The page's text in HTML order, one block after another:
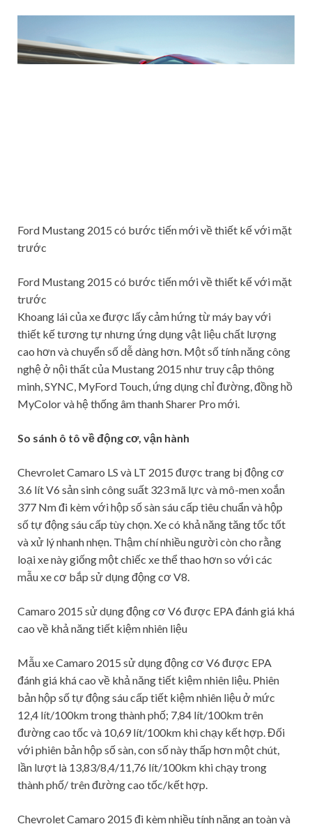
Ford Mustang 2015 có bước tiến mới về thiết kế với mặt
trước
Ford Mustang 2015 có bước tiến mới về thiết kế với mặt
trước
Khoang lái của xe được lấy cảm hứng từ máy bay với
thiết kế tương tự nhưng ứng dụng vật liệu chất lượng
cao hơn và chuyển số dễ dàng hơn. Một số tính năng công
nghệ ở nội thất của Mustang 2015 như truy cập thông
minh, SYNC, MyFord Touch, ứng dụng chỉ đường, đồng hồ
MyColor và hệ thống âm thanh Sharer Pro mới.
So sánh ô tô về động cơ, vận hành
Chevrolet Camaro LS và LT 2015 được trang bị động cơ
3.6 lít V6 sản sinh công suất 323 mã lực và mô-men xoắn
377 Nm đi kèm với hộp số sàn sáu cấp tiêu chuẩn và hộp
số tự động sáu cấp tùy chọn. Xe có khả năng tăng tốc tốt
và xử lý nhanh nhẹn. Thậm chí nhiều người còn cho rằng
loại xe này giống một chiếc xe thể thao hơn so với các
mẫu xe cơ bắp sử dụng động cơ V8.
Camaro 2015 sử dụng động cơ V6 được EPA đánh giá khá
cao về khả năng tiết kiệm nhiên liệu
Mẫu xe Camaro 2015 sử dụng động cơ V6 được EPA
đánh giá khá cao về khả năng tiết kiệm nhiên liệu. Phiên
bản hộp số tự động sáu cấp tiết kiệm nhiên liệu ở mức
12,4 lít/100km trong thành phố; 7,84 lít/100km trên
đường cao tốc và 10,69 lít/100km khi chạy kết hợp. Đối
với phiên bản hộp số sàn, con số này thấp hơn một chút,
lần lượt là 13,83/8,4/11,76 lít/100km khi chạy trong
thành phố/ trên đường cao tốc/kết hợp.
Chevrolet Camaro 2015 đi kèm nhiều tính năng an toàn và